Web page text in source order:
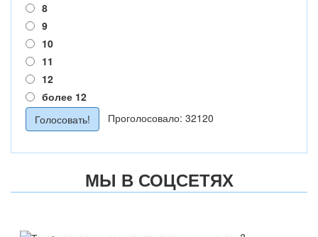
8
9
10
11
12
более 12
Проголосовало: 32120
МЫ В СОЦСЕТЯХ